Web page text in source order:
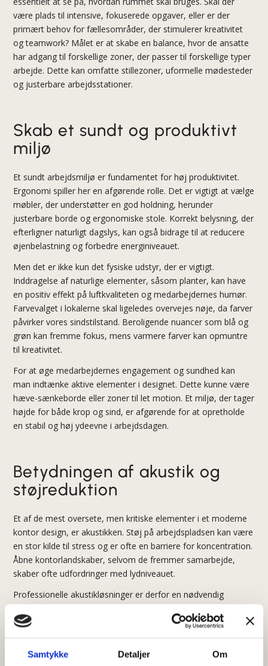
Samtykke Detaljer Om
være plads til intensive, fokuserede opgaver, eller er der
primært behov for fællesområder, der stimulerer kreativitet
og teamwork? Målet er at skabe en balance, hvor de ansatte
har adgang til forskellige zoner, der passer til forskellige typer
arbejde. Dette kan omfatte stillezoner, uformelle mødesteder
og justerbare arbejdsstationer.
Skab et sundt og produktivt
miljø
Et sundt arbejdsmiljø er fundamentet for høj produktivitet.
Ergonomi spiller her en afgørende rolle. Det er vigtigt at vælge
møbler, der understøtter en god holdning, herunder
justerbare borde og ergonomiske stole. Korrekt belysning, der
efterligner naturligt dagslys, kan også bidrage til at reducere
øjenbelastning og forbedre energiniveauet.
Men det er ikke kun det fysiske udstyr, der er vigtigt.
Inddragelse af naturlige elementer, såsom planter, kan have
en positiv effekt på luftkvaliteten og medarbejdernes humør.
Farvevalget i lokalerne skal ligeledes overvejes nøje, da farver
påvirker vores sindstilstand. Beroligende nuancer som blå og
grøn kan fremme fokus, mens varmere farver kan opmuntre
til kreativitet.
For at øge medarbejdernes engagement og sundhed kan
man indtænke aktive elementer i designet. Dette kunne være
hæve-sænkeborde eller zoner til let motion. Et miljø, der tager
højde for både krop og sind, er afgørende for at opretholde
en stabil og høj ydeevne i arbejdsdagen.
Betydningen af akustik og
støjreduktion
Et af de mest oversete, men kritiske elementer i et moderne
kontor design, er akustikken. Støj på arbejdspladsen kan være
en stor kilde til stress og er ofte en barriere for koncentration.
Åbne kontorlandskaber, selvom de fremmer samarbejde,
skaber ofte udfordringer med lydniveauet.
Professionelle akustikløsninger er derfor en nødvendig
investering. Dette kan omfatte lyddæmpende materialer som
tæpper, gardiner og vægpaneler. Placeringen af akustiske
skærme og skillevægge kan hjælpe med at absorbere og
bryde lyden, hvilket skaber mere behagelige lydforhold. Det
handler om at reducere efterklangstiden, så samtaler ikke